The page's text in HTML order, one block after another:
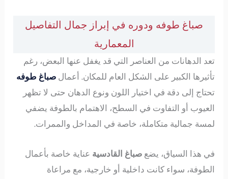
صباغ طوفه ودوره في إبراز جمال التفاصيل
المعمارية
تعد الدهانات من العناصر التي قد يغفل عنها البعض، رغم
تأثيرها الكبير على الشكل العام للمكان. أعمالصباغ طوفه
تحتاج إلى دقة في اختيار اللون ونوع الدهان حتى لا تظهر
العيوب أو التفاوت في السطح، الاهتمام بالطوفة يضفي
لمسة جمالية متكاملة، خاصة في المداخل والممرات.
في هذا السياق، يضعصباغ القادسية عناية خاصة بأعمال
الطوفة، سواء كانت داخلية أو خارجية، مع مراعاة